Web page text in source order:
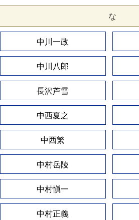
な
中川一政
中川八郎
長沢芦雪
中西夏之
中西繁
中村岳陵
中村愼一
中村正義